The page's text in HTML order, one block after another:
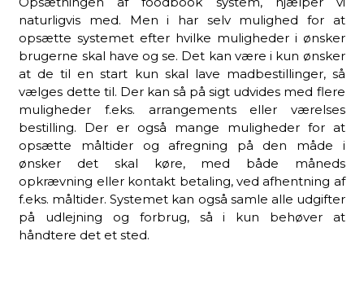
naturligvis med. Men i har selv mulighed for at
opsætte systemet efter hvilke muligheder i ønsker
brugerne skal have og se. Det kan være i kun ønsker
at de til en start kun skal lave madbestillinger, så
vælges dette til. Der kan så på sigt udvides med flere
muligheder f.eks. arrangements eller værelses
bestilling. Der er også mange muligheder for at
opsætte måltider og afregning på den måde i
ønsker det skal køre, med både måneds
opkrævning eller kontakt betaling, ved afhentning af
f.eks. måltider. Systemet kan også samle alle udgifter
på udlejning og forbrug, så i kun behøver at
håndtere det et sted.